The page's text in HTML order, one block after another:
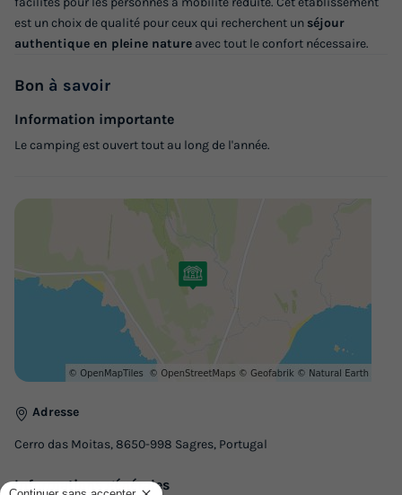
est un choix de qualité pour ceux qui recherchent un séjour
authentique en pleine nature avec tout le confort nécessaire.
Bon à savoir
Information importante
Le camping est ouvert tout au long de l'année.
Adresse
Cerro das Moitas, 8650-998 Sagres, Portugal
Informations générales